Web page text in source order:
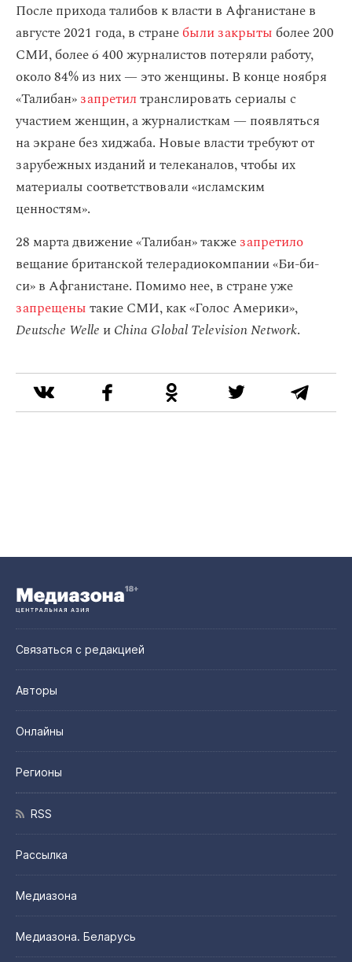
После прихода талибов к власти в Афганистане в
августе 2021 года, в странебыли закрытыболее 200
СМИ, более 6 400 журналистов потеряли работу,
около 84% из них — это женщины. В конце ноября
«Талибан»запретилтранслировать сериалы с
участием женщин, а журналисткам — появляться
на экране без хиджаба. Новые власти требуют от
зарубежных изданий и телеканалов, чтобы их
материалы соответствовали «исламским
ценностям».
28 марта движение «Талибан» такжезапретило
вещание британской телерадиокомпании «Би-би-
си» в Афганистане. Помимо нее, в стране уже
запрещенытакие СМИ, как «Голос Америки»,
Deutsche Welle иChina Global Television Network.
Связаться с редакцией
Авторы
Онлайны
Регионы
RSS
Рассылка
Медиазона
Медиазона. Беларусь